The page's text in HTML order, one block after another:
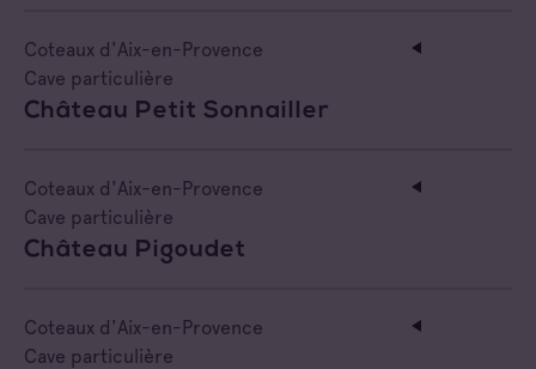
Coteaux d'Aix-en-Provence
Cave particulière
Château Petit Sonnailler
Coteaux d'Aix-en-Provence
Cave particulière
Château Pigoudet
Coteaux d'Aix-en-Provence
Cave particulière